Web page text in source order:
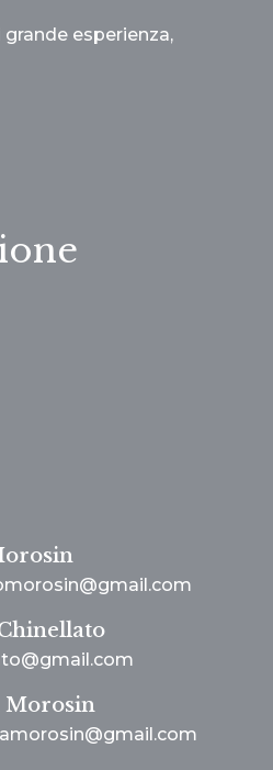
esperienza,
Morosin